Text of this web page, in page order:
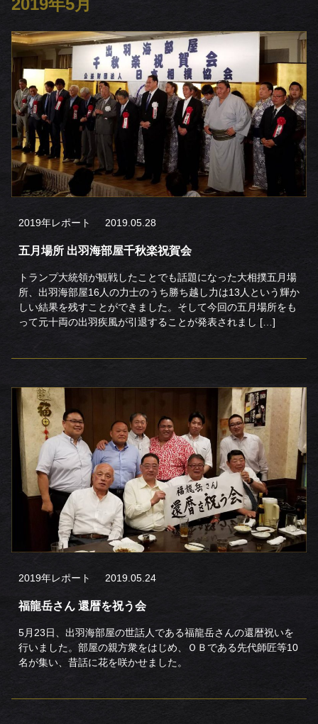
2019年5月
2019年レポート 2019.05.28
五月場所 出羽海部屋千秋楽祝賀会
トランプ大統領が観戦したことでも話題になった大相撲五月場
所、出羽海部屋16人の力士のうち勝ち越し力は13人という輝か
しい結果を残すことができました。そして今回の五月場所をも
って元十両の出羽疾風が引退することが発表されまし […]
2019年レポート 2019.05.24
福龍岳さん 還暦を祝う会
5月23日、出羽海部屋の世話人である福龍岳さんの還暦祝いを
行いました。部屋の親方衆をはじめ、ＯＢである先代師匠等10
名が集い、昔話に花を咲かせました。